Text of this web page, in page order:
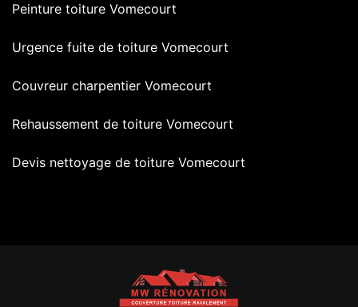
Peinture toiture Vomecourt
Urgence fuite de toiture Vomecourt
Couvreur charpentier Vomecourt
Rehaussement de toiture Vomecourt
Devis nettoyage de toiture Vomecourt